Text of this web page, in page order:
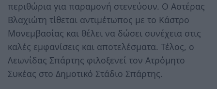
περιθώρια για παραμονή στενεύουν. Ο Αστέρας
Βλαχιώτη τίθεται αντιμέτωπος με το Κάστρο
Μονεμβασίας και θέλει να δώσει συνέχεια στις
καλές εμφανίσεις και αποτελέσματα. Τέλος, ο
Λεωνίδας Σπάρτης φιλοξενεί τον Ατρόμητο
Συκέας στο Δημοτικό Στάδιο Σπάρτης.